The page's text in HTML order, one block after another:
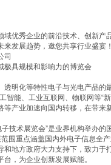
优秀企业的前沿技术、创新产
来发展趋势，邀您共享行业盛宴
司
极具规模和影响力的博览会
明化等特性电子与光电产品的
能、工业互联网、物联网等“
产业加速向国内转移，在带来
技术展览会”是业界机构举办的
围重点涵盖国内外电子信息全
地方政府大力支持下，致力于
，为企业创新发展赋能。